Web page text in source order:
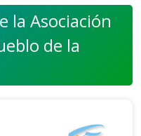
la Asociación
de la